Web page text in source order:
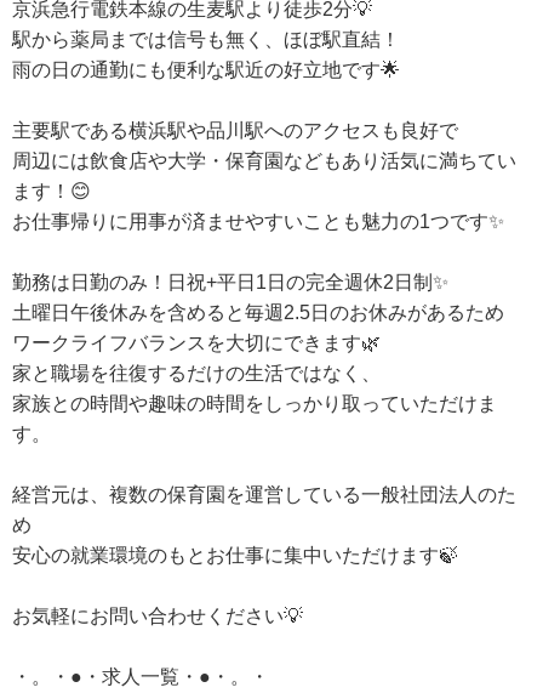
京浜急行電鉄本線の生麦駅より徒歩2分💡
駅から薬局までは信号も無く、ほぼ駅直結！
雨の日の通勤にも便利な駅近の好立地です🌟
主要駅である横浜駅や品川駅へのアクセスも良好で
周辺には飲食店や大学・保育園などもあり活気に満ちてい
ます！😊
お仕事帰りに用事が済ませやすいことも魅力の1つです✨
勤務は日勤のみ！日祝+平日1日の完全週休2日制✨
土曜日午後休みを含めると毎週2.5日のお休みがあるため
ワークライフバランスを大切にできます🌿
家と職場を往復するだけの生活ではなく、
家族との時間や趣味の時間をしっかり取っていただけま
す。
経営元は、複数の保育園を運営している一般社団法人のた
め
安心の就業環境のもとお仕事に集中いただけます🍃
お気軽にお問い合わせください💡
・。・●・求人一覧・●・。・